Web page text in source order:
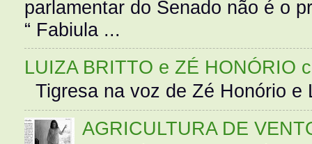
parlamentar do Senado não é o
“ Fabiula ...
LUIZA BRITTO e ZÉ HONÓRIO
Tigresa na voz de Zé Honório
AGRICULTURA DE